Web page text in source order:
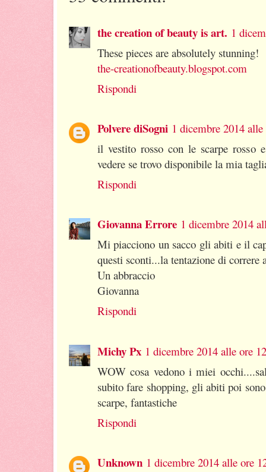
the creation of beauty is art. 1
These pieces are absolutely stunning!
the-creationofbeauty.blogspot.com
Rispondi
Polvere diSogni 1 dicembre 2014
il vestito rosso con le scarpe rosso
vedere se trovo disponibile la mia
Rispondi
Giovanna Errore 1 dicembre 2014
Mi piacciono un sacco gli abiti e il
questi sconti...la tentazione di correre
Un abbraccio
Giovanna
Rispondi
Michy Px 1 dicembre 2014 alle ore
WOW cosa vedono i miei
subito fare shopping, gli abiti poi
scarpe, fantastiche
Rispondi
Unknown 1 dicembre 2014 alle ore